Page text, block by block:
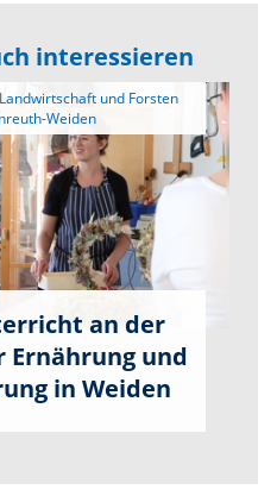
interessieren
an der
Ernährung und
in Weiden